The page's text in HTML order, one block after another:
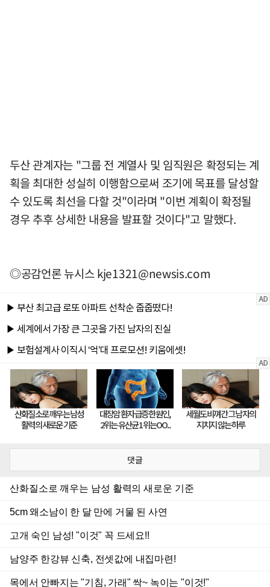
두산 관계자는 "그룹 전 계열사 및 임직원은 확정되는 계
획을 최대한 성실히 이행함으로써 조기에 목표를 달성할
수 있도록 최선을 다할 것"이라며 "이번 계획이 확정될
경우 추후 상세한 내용을 발표할 것이다"고 말했다.
◎공감언론 뉴시스kje1321@newsis.com
댓글